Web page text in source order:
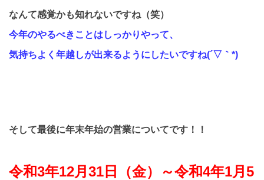
なんて感覚かも知れないですね（笑）
今年のやるべきことはしっかりやって、
気持ちよく年越しが出来るようにしたいですね(´▽｀ *)
そして最後に年末年始の営業についてです！！
令和3年12月 31 日（金）～令和4年1月 5